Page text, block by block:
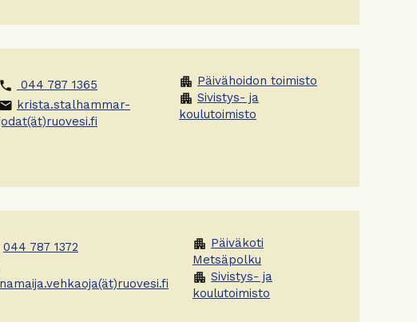
phone 044 787 1365
email krista.stalhammar-
apartment Päivähoidon toimisto
apartment Sivistys- ja
koulutoimisto
044 787 1372 apartment Päiväkoti
Metsäpolku
apartment Sivistys- ja
koulutoimisto